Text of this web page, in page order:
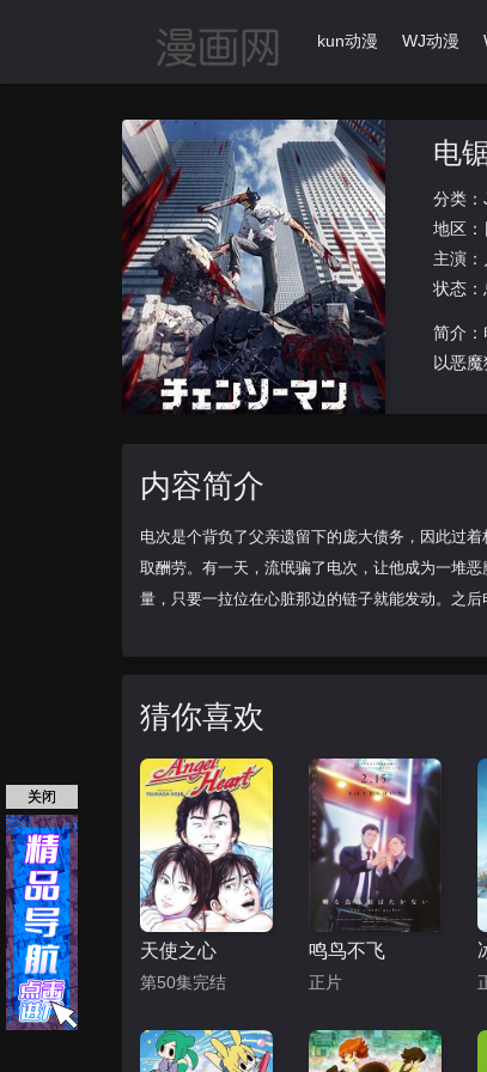
首页 动漫导航 Ikun动漫 WJ动漫
电
分类：
地区：
主演：
状态
简介
以恶
内容简介
电次是个背负了父亲遗留下的庞大债务，因此过
取酬劳。有一天，流氓骗了电次，让他成为一堆
量，只要一拉位在心脏那边的链子就能发动。之
猜你喜欢
天使之心
第50集完结
鸣鸟不飞
正片
关闭